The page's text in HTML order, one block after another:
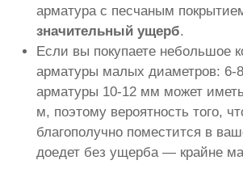
арматура с песчаным
значительный ущерб.
Если вы покупаете небольшое
арматуры малых диаметров: 6-
арматуры 10-12 мм может
м, поэтому вероятность того,
благополучно поместится в
доедет без ущерба — крайне